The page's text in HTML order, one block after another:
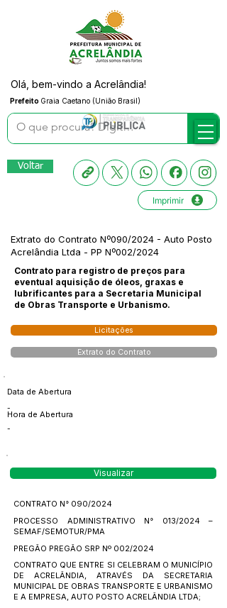
Prefeito Graia Caetano (União Brasil)
Olá, bem-vindo a Acrelândia!
Voltar
Imprimir
Extrato do Contrato Nº090/2024 - Auto Posto
Acrelândia Ltda - PP Nº002/2024
Contrato para registro de preços para
eventual aquisição de óleos, graxas e
lubrificantes para a Secretaria Municipal
de Obras Transporte e Urbanismo.
Licitações
Extrato do Contrato
Data de Abertura
-
Hora de Abertura
-
Visualizar
CONTRATO N° 090/2024
PROCESSO ADMINISTRATIVO N° 013/2024 –
SEMAF/SEMOTUR/PMA
PREGÃO PREGÃO SRP Nº 002/2024
CONTRATO QUE ENTRE SI CELEBRAM O MUNICÍPIO
DE ACRELÂNDIA, ATRAVÉS DA SECRETARIA
MUNICIPAL DE OBRAS TRANSPORTE E URBANISMO
E A EMPRESA, AUTO POSTO ACRELÂNDIA LTDA;